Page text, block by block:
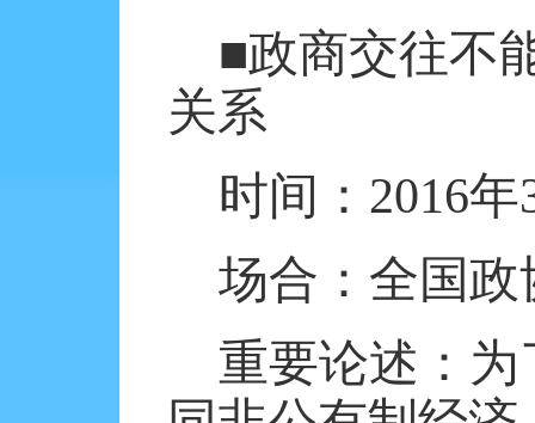
■政商交往不
关系
时间： 2016年
场合：全国
重要论述：